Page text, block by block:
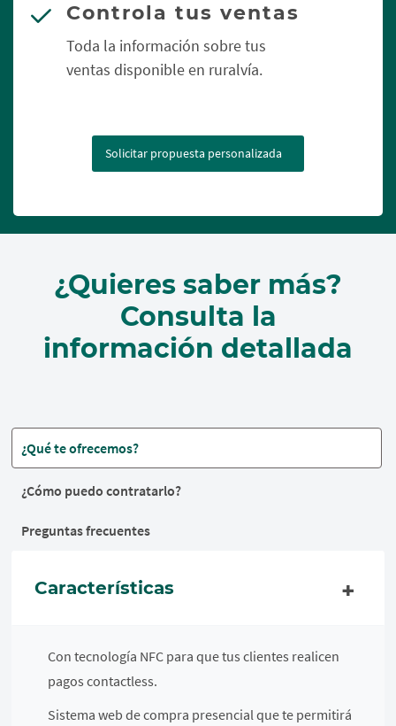
Controla tus ventas
Toda la información sobre tus
ventas disponible en ruralvía.
Solicitar propuesta personalizada
¿Quieres saber más?
Consulta la
información detallada
¿Qué te ofrecemos?
¿Cómo puedo contratarlo?
Preguntas frecuentes
Características
Con tecnología NFC para que tus clientes realicen
pagos contactless.
Sistema web de compra presencial que te permitirá